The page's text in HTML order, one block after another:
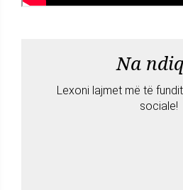
Na
Lexoni lajmet më të
sociale!